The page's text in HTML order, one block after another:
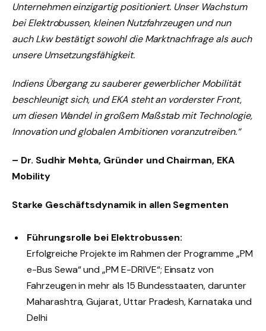
Unternehmen einzigartig positioniert. Unser Wachstum
bei Elektrobussen, kleinen Nutzfahrzeugen und nun
auch Lkw bestätigt sowohl die Marktnachfrage als auch
unsere Umsetzungsfähigkeit.
Indiens Übergang zu sauberer gewerblicher Mobilität
beschleunigt sich, und EKA steht an vorderster Front,
um diesen Wandel in großem Maßstab mit Technologie,
Innovation und globalen Ambitionen voranzutreiben.“
– Dr. Sudhir Mehta, Gründer und Chairman, EKA
Mobility
Starke Geschäftsdynamik in allen Segmenten
Führungsrolle bei Elektrobussen:
Erfolgreiche Projekte im Rahmen der Programme „PM
e-Bus Sewa“ und „PM E-DRIVE“; Einsatz von
Fahrzeugen in mehr als 15 Bundesstaaten, darunter
Maharashtra, Gujarat, Uttar Pradesh, Karnataka und
Delhi